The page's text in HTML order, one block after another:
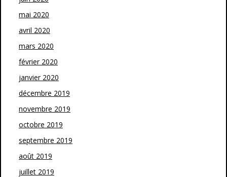
mai 2020
avril 2020
mars 2020
février 2020
janvier 2020
décembre 2019
novembre 2019
octobre 2019
septembre 2019
août 2019
juillet 2019